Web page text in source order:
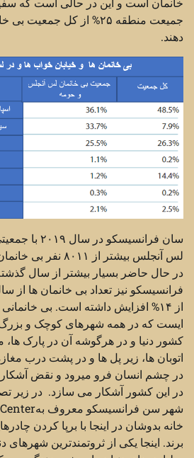
جمیعت منطقه ۲۵% از کل
دهند.
لس آنجلس بیشتر از
در حال حاضر بسیار بیشتر از سال
از ۱۴% افزایش داشته است. بی
ایست که در همه شهرهای کوچک و بزرگ
کشور دنیا و در هرگوشه آن در پارک ها،
اتوبان ها، زیر پل ها و در پشت درب
در چشم انسان فرو میرود و نقض آشکار
در این کشور آشکار می سازد. در زیر
خانه بدوشان در اینجا با برپا کردن
برند. اینجا یکی از ثروتمندترین شهرهای